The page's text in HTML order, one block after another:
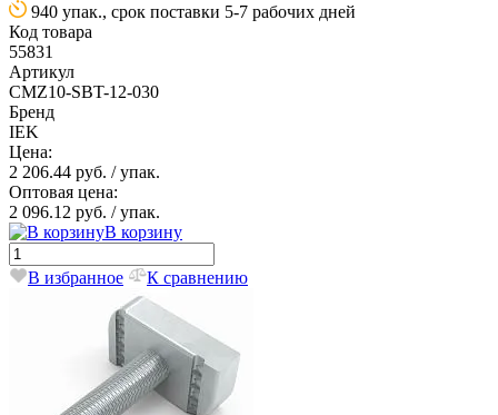
940 упак., срок поставки 5-7 рабочих дней
Код товара
55831
Артикул
CMZ10-SBT-12-030
Бренд
IEK
Цена:
2 206.44 руб. / упак.
Оптовая цена:
2 096.12 руб. / упак.
В корзину
В избранное К сравнению